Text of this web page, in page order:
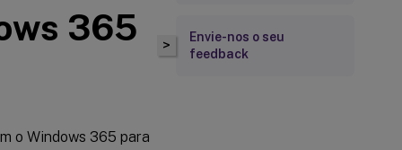
365
o Windows 365 para
>
Envie-nos o seu
feedback